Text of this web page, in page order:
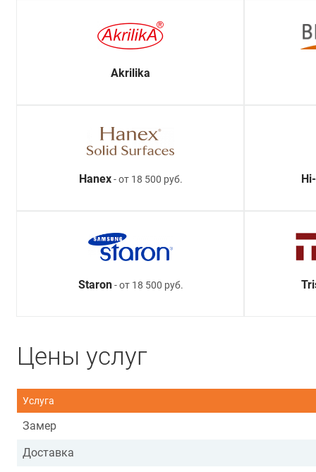
Akrilika
Hanex- от 18 500 руб.
Staron- от 18 500 руб.
Цены услуг
Услуга
Замер
Доставка